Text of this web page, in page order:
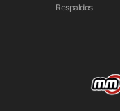
Respaldos